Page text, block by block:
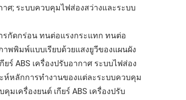
ศ; ระบบควบคุมไฟส่องสว่างและระบบ
รกัดกร่อน ทนต่อแรงกระแทก ทนต่อ
พพิมพ์แบบเรียบด้วยแสงยูวีของแผนผัง
ร์ ABS เครื่องปรับอากาศ ระบบไฟส่อง
ะห์หลักการทำงานของแต่ละระบบควบคุม
เครื่องยนต์ เกียร์ ABS เครื่องปรับ